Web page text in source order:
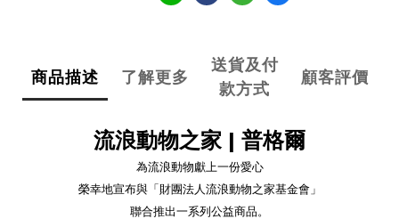
商品描述 了解更多
送貨及付
款方式
顧客評價
流浪動物之家 | 普格爾
為流浪動物獻上一份愛心
榮幸地宣布與「財團法人流浪動物之家基金會」
聯合推出一系列公益商品。